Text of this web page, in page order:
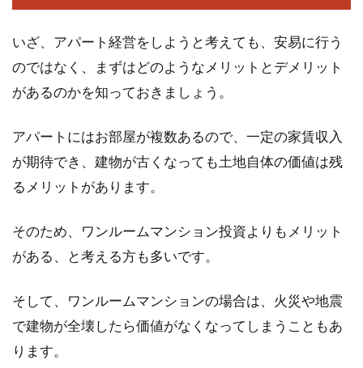
新築の良さはトイレにあり！？目的
別のおすすめ壁紙も必見！
どの水周りの新しさもその内の1つではないで
しょうか。...
木造アパートのメリットとは。新築
は音漏れしないって本当？
2階建のアパートというと、木造で建てられて
いるものが多いです。木造アパートのメリット
いざ、アパート経営をしようと考えても、安易に行う
のではなく、まずはどのようなメリットとデメリット
があるのかを知っておきましょう。
アパートにはお部屋が複数あるので、一定の家賃収入
が期待でき、建物が古くなっても土地自体の価値は残
るメリットがあります。
そのため、ワンルームマンション投資よりもメリット
がある、と考える方も多いです。
そして、ワンルームマンションの場合は、火災や地震
で建物が全壊したら価値がなくなってしまうこともあ
ります。